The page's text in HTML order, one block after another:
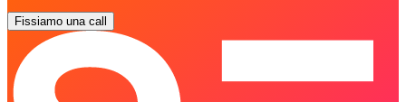
Fissiamo una call
schedule a call
schedule a call